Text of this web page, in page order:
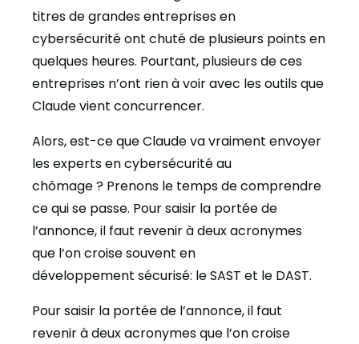
titres de grandes entreprises en
cybersécurité ont chuté de plusieurs points en
quelques heures. Pourtant, plusieurs de ces
entreprises n’ont rien à voir avec les outils que
Claude vient concurrencer.
Alors, est-ce que Claude va vraiment envoyer
les experts en cybersécurité au
chômage ? Prenons le temps de comprendre
ce qui se passe. Pour saisir la portée de
l’annonce, il faut revenir à deux acronymes
que l’on croise souvent en
développement sécurisé: le SAST et le DAST.
Pour saisir la portée de l’annonce, il faut
revenir à deux acronymes que l’on croise